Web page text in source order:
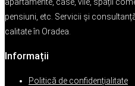
pensiuni, etc. Servicii și
calitate în Oradea.
Informații
Politică de confidențialitate